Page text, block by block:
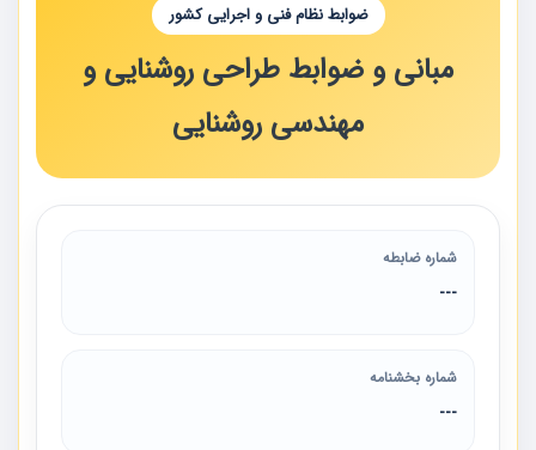
ضوابط نظام فنی و اجرایی کشور
مبانی و ضوابط طراحی روشنایی و
مهندسی روشنایی
شماره ضابطه
---
شماره بخشنامه
---